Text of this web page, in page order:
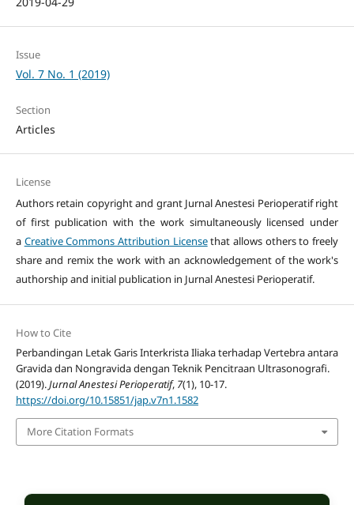
Issue
Vol. 7 No. 1 (2019)
Section
Articles
License
Authors retain copyright and grant Jurnal Anestesi Perioperatif right
of first publication with the work simultaneously licensed under
a Creative Commons Attribution Licensethat allows others to freely
share and remix the work with an acknowledgement of the work's
authorship and initial publication in Jurnal Anestesi Perioperatif.
How to Cite
Perbandingan Letak Garis Interkrista Iliaka terhadap Vertebra antara
Gravida dan Nongravida dengan Teknik Pencitraan Ultrasonografi.
(2019).Jurnal Anestesi Perioperatif, 7(1), 10-17.
https://doi.org/10.15851/jap.v7n1.1582
More Citation Formats